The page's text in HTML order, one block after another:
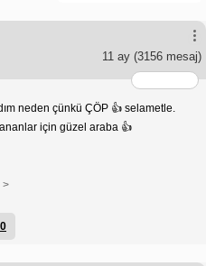
11 ay (3156 mesaj)
neden çünkü ÇÖP 👍 selametle.
için güzel araba 👍
>